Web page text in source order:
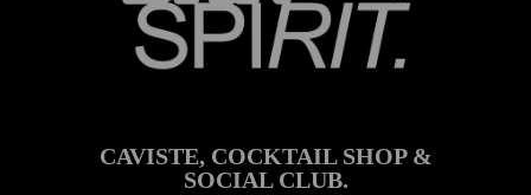
CAVISTE, COCKTAIL SHOP &
SOCIAL CLUB.